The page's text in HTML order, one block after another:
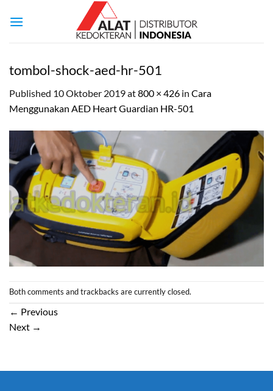
tombol-shock-aed-hr-501
Published 10 Oktober 2019at800 × 426 in Cara
Menggunakan AED Heart Guardian HR-501
Both comments and trackbacks are currently closed.
← Previous
Next →